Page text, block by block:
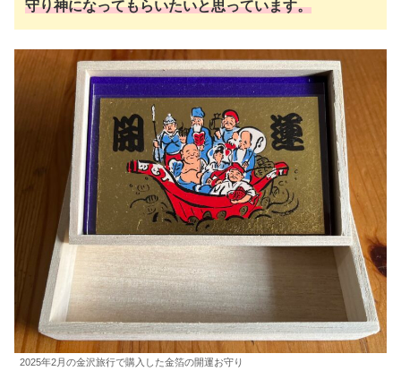
守り神になってもらいたいと思っています。
2025年2月の金沢旅行で購入した金箔の開運お守り